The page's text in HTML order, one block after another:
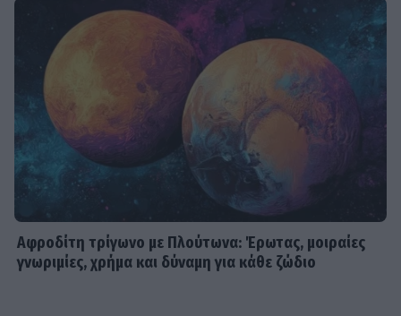
Αφροδίτη τρίγωνο με Πλούτωνα: Έρωτας, μοιραίες
γνωριμίες, χρήμα και δύναμη για κάθε ζώδιο